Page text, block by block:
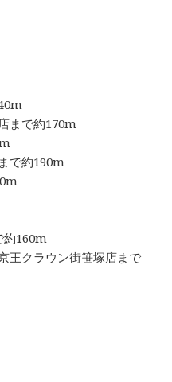
まで約170m
で約190m
約160m
王クラウン街笹塚店まで